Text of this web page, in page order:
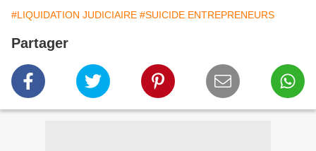
#LIQUIDATION JUDICIAIRE #SUICIDE ENTREPRENEURS
Partager